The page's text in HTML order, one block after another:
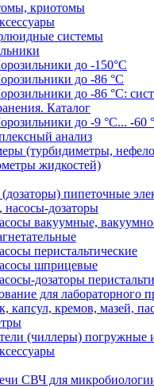
криотомы
системы
до -150°С
до -86 °C
до -86 °C:
Каталог
до -9 °C... -60
анализ
(турбидиметры,
жидкостей)
пипеточные
насосы-дозаторы
вакуумные,
перистальтические
шприцевые
дозаторы
для лабораторного
капсул, кремов, мазей,
(чиллеры) погружные
СВЧ для